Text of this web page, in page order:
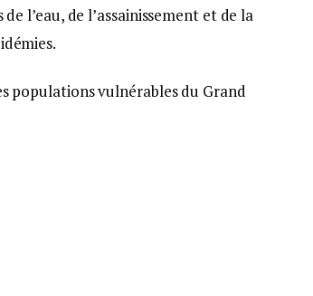
l’eau, de l’assainissement et de la
populations vulnérables du Grand